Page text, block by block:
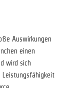
Auswirkungen
einen
wird sich